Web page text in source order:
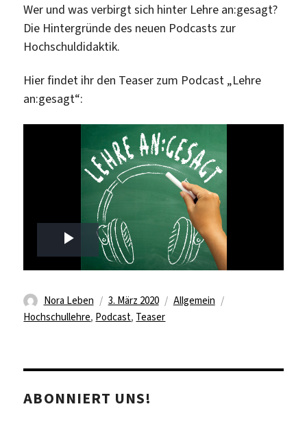
Wer und was verbirgt sich hinter Lehre an:gesagt?
Die Hintergründe des neuen Podcasts zur
Hochschuldidaktik.
Hier findet ihr den Teaser zum Podcast „Lehre
an:gesagt“:
P
a
V
i
Autor
Nora Leben
Veröffentlicht
am
3. März 2020 Kategorien
Allgemein
Hochschullehre, Podcast, Teaser
ABONNIERT UNS!